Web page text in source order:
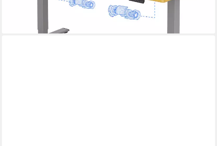
lieferbar - in 7-9 Werktagen bei dir